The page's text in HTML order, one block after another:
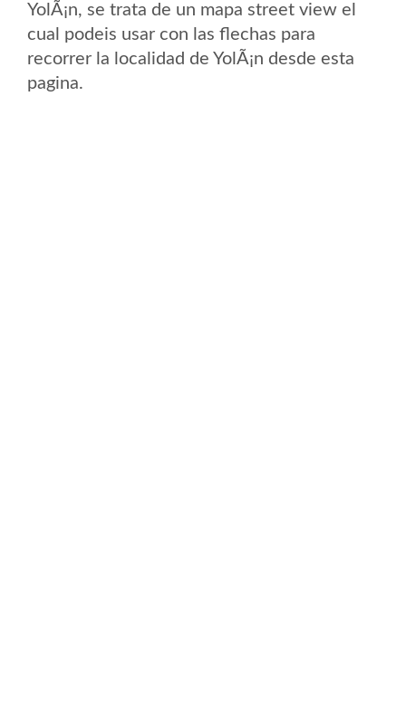
YolÃ¡n, se trata de un mapa street view el
cual podeis usar con las flechas para
recorrer la localidad de YolÃ¡n desde esta
pagina.